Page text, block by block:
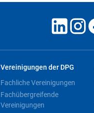
Vereinigungen der DPG
Fachliche Vereinigungen
Fachübergreifende
Vereinigungen